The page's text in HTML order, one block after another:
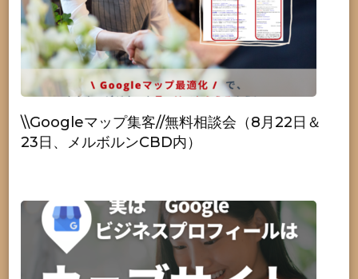
\\Googleマップ集客//無料相談会（8月22日＆
23日、メルボルンCBD内）